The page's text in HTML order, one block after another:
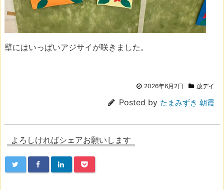
壁にはいっぱいアジサイが咲きました。
2026年6月2日 放デイ
Posted by たまみずき 朝霞
よろしければシェアお願いします